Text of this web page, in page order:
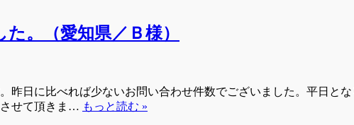
。（愛知県／Ｂ様）
昨日に比べれば少ないお問い合わせ件数でございました。平日と
せて頂きま… もっと読む »